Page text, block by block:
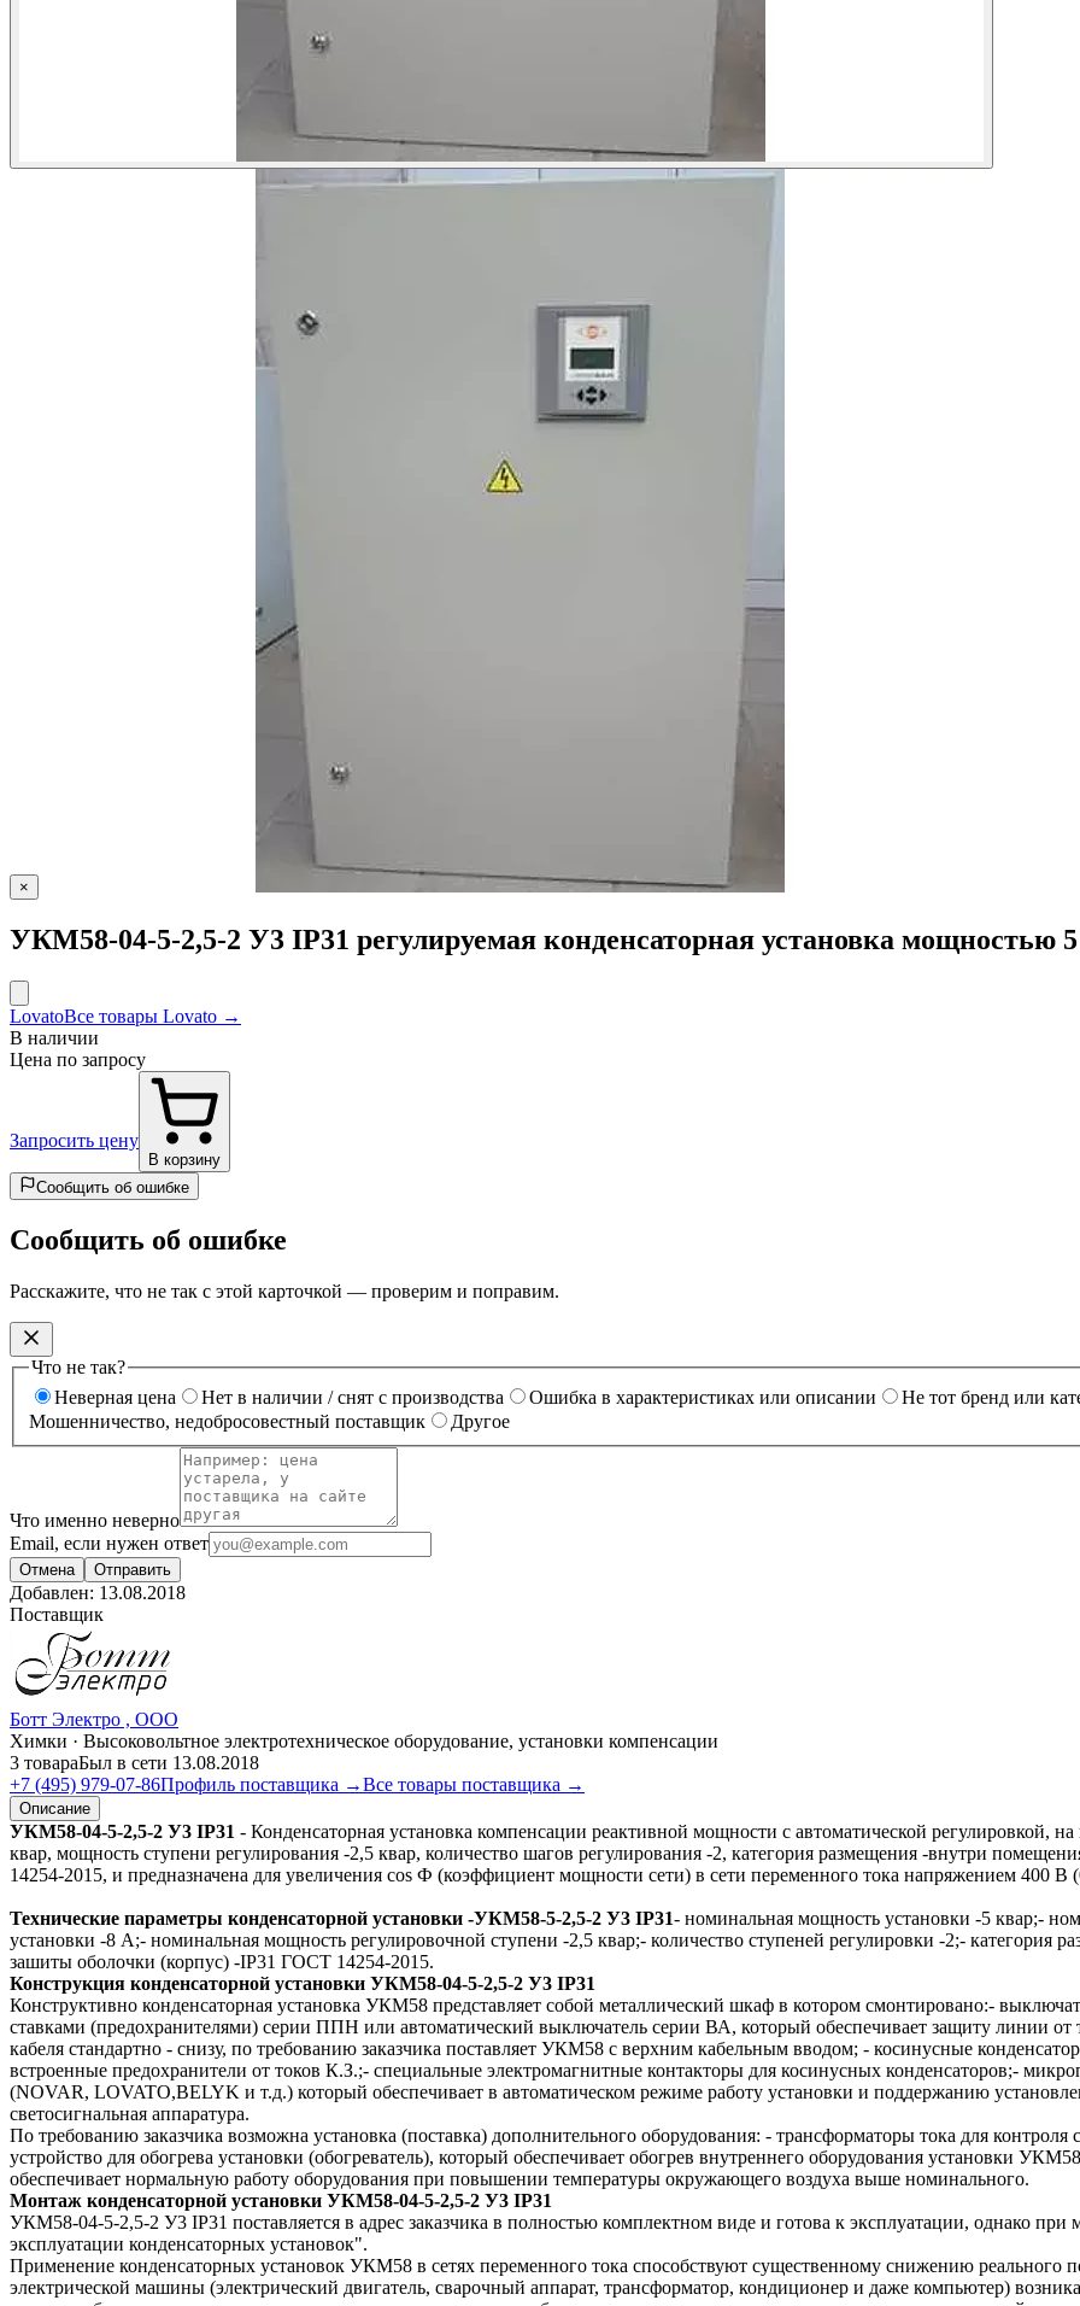
×
УКМ58-04-5-2,5-2 У3 IP31 регулируемая конденсаторная установка мощностью
LovatoВсе товары Lovato →
В наличии
Цена по запросу
Запросить цену
В корзину
Сообщить об ошибке
Сообщить об ошибке
Расскажите, что не так с этой карточкой — проверим и поправим.
Что не так?
Неверная цена
Нет в наличии / снят с производства Ошибка в характеристиках или описании
Не тот бренд или
Мошенничество, недобросовестный поставщик
Другое
Что именно неверно
Email, если нужен ответ
Отмена Отправить
Добавлен: 13.08.2018
Поставщик
Ботт Электро , ООО
Химки · Высоковольтное электротехническое оборудование, установки компенсации
3 товараБыл в сети 13.08.2018
+7 (495) 979-07-86Профиль поставщика →Все товары поставщика →
Описание
УКМ58-04-5-2,5-2 У3 IP31 - Конденсаторная установка компенсации реактивной мощности с автоматической
квар, мощность ступени регулирования -2,5 квар, количество шагов регулирования -2, категория размещения -внутри
14254-2015, и предназначена для увеличения cos Ф (коэффициент мощности сети) в сети переменного тока напряжением 400
Технические параметры конденсаторной установки -УКМ58-5-2,5-2 У3 IP31- номинальная мощность установки -5 квар;-
установки -8 А;- номинальная мощность регулировочной ступени -2,5 квар;- количество ступеней регулировки -2;-
зашиты оболочки (корпус) -IP31 ГОСТ 14254-2015.
Конструкция конденсаторной установки УКМ58-04-5-2,5-2 У3 IP31
Конструктивно конденсаторная установка УКМ58 представляет собой металлический шкаф в котором смонтировано:-
ставками (предохранителями) серии ППН или автоматический выключатель серии ВА, который обеспечивает защиту линии от
кабеля стандартно - снизу, по требованию заказчика поставляет УКМ58 с верхним кабельным вводом; - косинусные
встроенные предохранители от токов К.З.;- специальные электромагнитные контакторы для косинусных конденсаторов;-
(NOVAR, LOVATO,BELYK и т.д.) который обеспечивает в автоматическом режиме работу установки и поддержанию
светосигнальная аппаратура.
По требованию заказчика возможна установка (поставка) дополнительного оборудования: - трансформаторы тока для
устройство для обогрева установки (обогреватель), который обеспечивает обогрев внутреннего оборудования установки
обеспечивает нормальную работу оборудования при повышении температуры окружающего воздуха выше номинального.
Монтаж конденсаторной установки УКМ58-04-5-2,5-2 У3 IP31
УКМ58-04-5-2,5-2 У3 IP31 поставляется в адрес заказчика в полностью комплектном виде и готова к эксплуатации, однако
эксплуатации конденсаторных установок".
Применение конденсаторных установок УКМ58 в сетях переменного тока способствуют существенному снижению реального
электрической машины (электрический двигатель, сварочный аппарат, трансформатор, кондиционер и даже компьютер)